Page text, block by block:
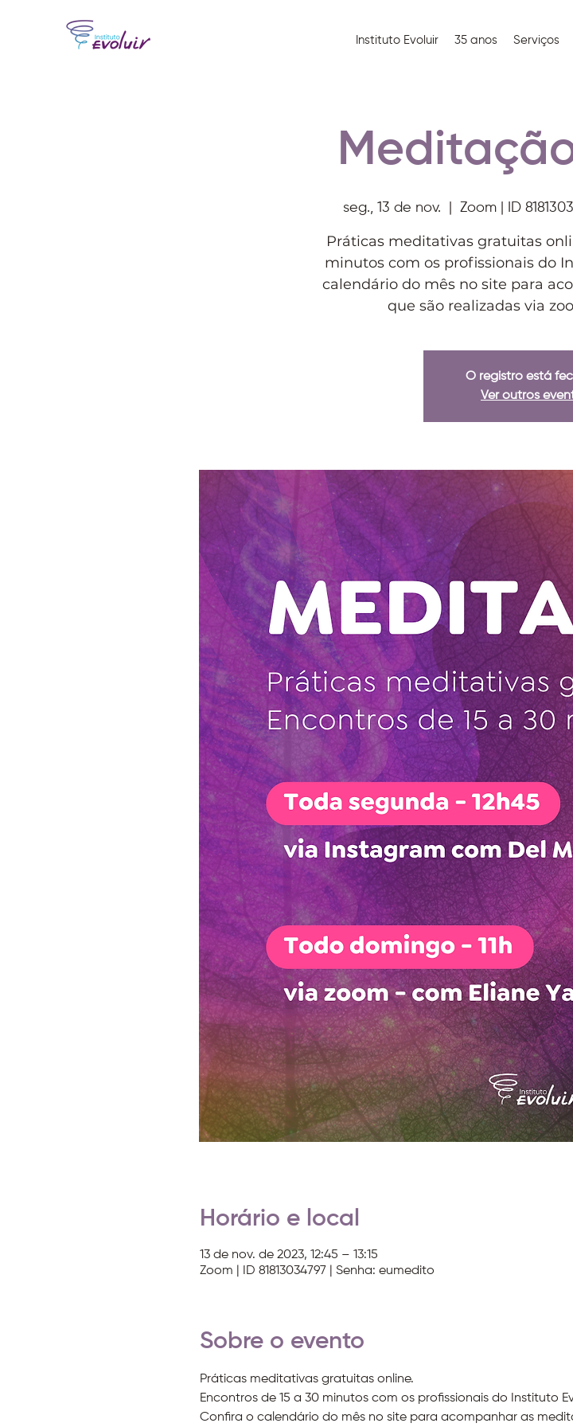
Instituto Evoluir 35 anos Serviços
seg., 13 de nov. Zoom | ID
Práticas meditativas gratuitas
minutos com os profissionais do
calendário do mês no site para
que são realizadas via
O registro está
Ver outros
Horário e local
13 de nov. de 2023, 12:45 – 13:15
Zoom | ID 81813034797 | Senha: eumedito
Sobre o evento
Práticas meditativas gratuitas online.
Encontros de 15 a 30 minutos com os profissionais do Instituto
Confira o calendário do mês no site para acompanhar as